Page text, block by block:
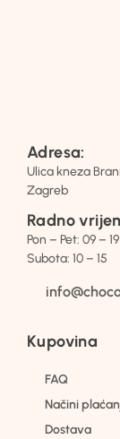
Adresa:
Ulica kneza
Zagreb
Radno
Pon – Pet: 09 – 19
Subota: 10 – 15
Kupovina
FAQ
Načini
Dostava